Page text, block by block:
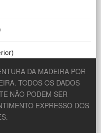
DA MADEIRA POR
TODOS OS DADOS
NÃO PODEM SER
EXPRESSO DOS